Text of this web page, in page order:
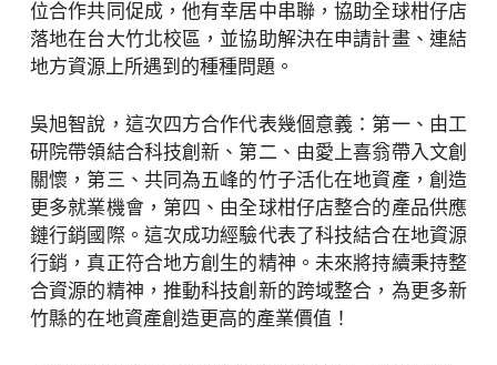
位合作共同促成，他有幸居中串聯，協助全球柑仔店
落地在台大竹北校區，並協助解決在申請計畫、連結
地方資源上所遇到的種種問題。
吳旭智說，這次四方合作代表幾個意義：第一、由工
研院帶領結合科技創新、第二、由愛上喜翁帶入文創
關懷，第三、共同為五峰的竹子活化在地資產，創造
更多就業機會，第四、由全球柑仔店整合的產品供應
鏈行銷國際。這次成功經驗代表了科技結合在地資源
行銷，真正符合地方創生的精神。未來將持續秉持整
合資源的精神，推動科技創新的跨域整合，為更多新
竹縣的在地資產創造更高的產業價值！